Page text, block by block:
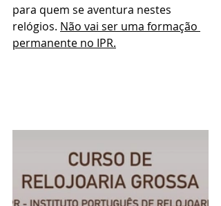
para quem se aventura nestes
relógios. Não vai ser uma formação
permanente no IPR.